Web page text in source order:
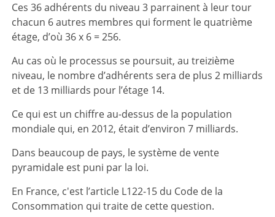
Ces 36 adhérents du niveau 3 parrainent à leur tour
chacun 6 autres membres qui forment le quatrième
étage, d’où 36 x 6 = 256.
Au cas où le processus se poursuit, au treizième
niveau, le nombre d’adhérents sera de plus 2 milliards
et de 13 milliards pour l’étage 14.
Ce qui est un chiffre au-dessus de la population
mondiale qui, en 2012, était d’environ 7 milliards.
Dans beaucoup de pays, le système de vente
pyramidale est puni par la loi.
En France, c'est l’article L122-15 du Code de la
Consommation qui traite de cette question.